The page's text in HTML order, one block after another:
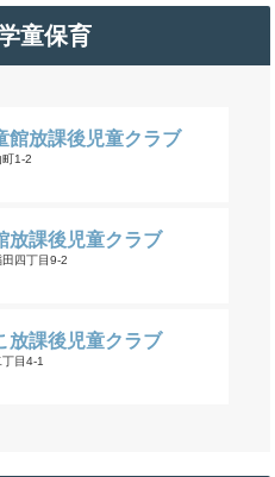
童保育
館放課後児童クラブ
町1-2
放課後児童クラブ
四丁目9-2
放課後児童クラブ
目4-1